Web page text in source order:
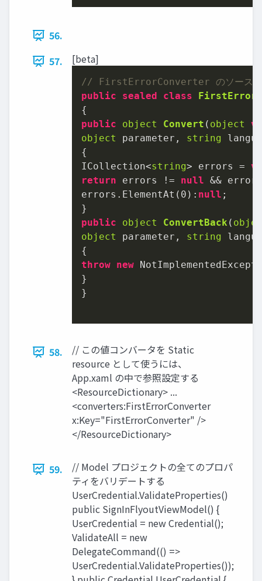
56.
57.
[beta]
// FirstErrorConverter のソース
public
sealed class
public
object Convert ( object
object
parameter, string
{
ICollection<string> errors =
return errors != null &&
errors.ElementAt( 0 ): null ;
public
object ConvertBack (
object
parameter, string
throw new
}
}
58.
// この値コンバータを Static
resource として使うには、
App.xaml の中で参照設定する
<ResourceDictionary> ...
<converters:FirstErrorConverter
x:Key="FirstErrorConverter" />
</ResourceDictionary>
59.
// Model プロジェクトの全てのプロパ
ティをバリデートする
UserCredential.ValidateProperties()
public SignInFlyoutViewModel() {
UserCredential = new Credential();
ValidateAll = new
DelegateCommand(() =>
UserCredential.ValidateProperties());